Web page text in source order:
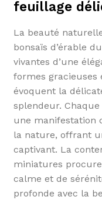
feuillage
La beauté
bonsaïs d’érable
vivantes d’une
formes
évoquent la
splendeur.
une manifestation
la nature, offrant
captivant. La
miniatures
calme et de
profonde avec la